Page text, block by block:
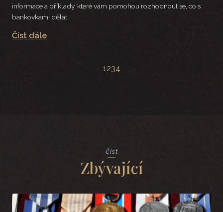
informace a příklady, které vám pomohou rozhodnout se, co s
bankovkami dělat.
Číst dále
1234
Číst
Zbývající